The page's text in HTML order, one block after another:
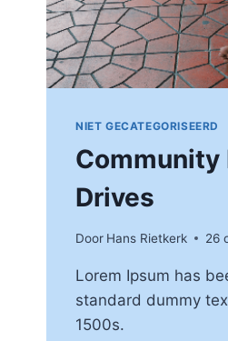
NIET GECATEGORISEERD
Community
Drives
Door Hans Rietkerk 26
Lorem Ipsum has
standard dummy
1500s.